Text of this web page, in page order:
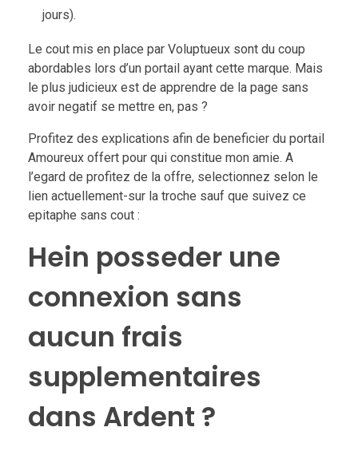
jours).
Le cout mis en place par Voluptueux sont du coup
abordables lors d’un portail ayant cette marque. Mais
le plus judicieux est de apprendre de la page sans
avoir negatif se mettre en, pas ?
Profitez des explications afin de beneficier du portail
Amoureux offert pour qui constitue mon amie. A
l’egard de profitez de la offre, selectionnez selon le
lien actuellement-sur la troche sauf que suivez ce
epitaphe sans cout :
Hein posseder une
connexion sans
aucun frais
supplementaires
dans Ardent ?